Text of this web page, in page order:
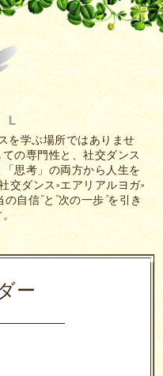
を学ぶ場所ではありませ
の専門性と、社交ダンス
思考」の両方から人生を
交ダンス×エアリアルヨガ×
自信”と”次の一歩”を引き
。
ー